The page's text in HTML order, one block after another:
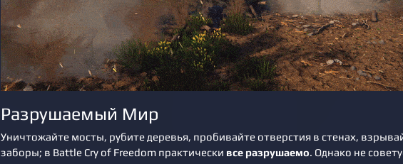
Разрушаемый Мир
Уничтожайте мосты, рубите деревья, пробивайте отверстия в стенах,
заборы; в Battle Cry of Freedom практически все разрушаемо. Однако не